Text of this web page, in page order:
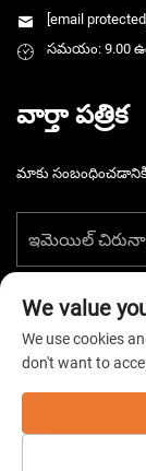
[email protected]
సమయం: 9.00
వార్తా పత్రిక
మాకు సంబంధించడానికి
కాపీరైట్ © 2025 చైనా
We value
We use cookies
don't want to